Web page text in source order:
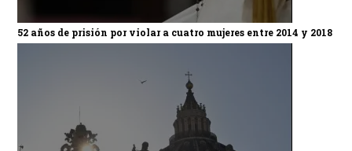
52 años de prisión por violar a cuatro mujeres entre 2014 y 2018